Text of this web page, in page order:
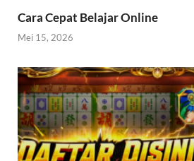
Cara Cepat Belajar Online
Mei 15, 2026